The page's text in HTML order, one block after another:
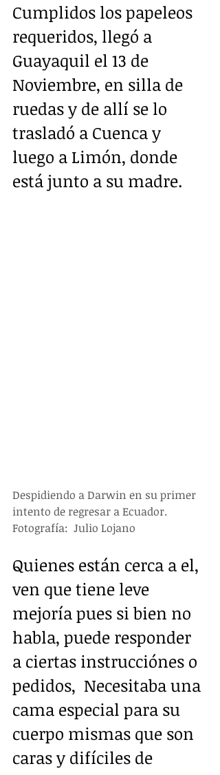
Cumplidos los papeleos
requeridos, llegó a
Guayaquil el 13 de
Noviembre, en silla de
ruedas y de allí se lo
trasladó a Cuenca y
luego a Limón, donde
está junto a su madre.
Despidiendo a Darwin en su primer
intento de regresar a Ecuador.
Fotografía:  Julio Lojano
Quienes están cerca a el,
ven que tiene leve
mejoría pues si bien no
habla, puede responder
a ciertas instrucciónes o
pedidos,  Necesitaba una
cama especial para su
cuerpo mismas que son
caras y difíciles de